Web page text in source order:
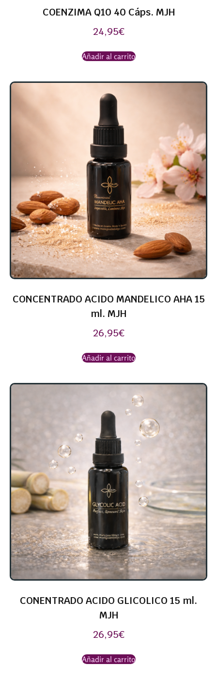
COENZIMA Q10 40 Cáps. MJH
24,95€
Añadir al carrito
CONCENTRADO ACIDO MANDELICO AHA 15
ml. MJH
26,95€
Añadir al carrito
CONENTRADO ACIDO GLICOLICO 15 ml.
MJH
26,95€
Añadir al carrito